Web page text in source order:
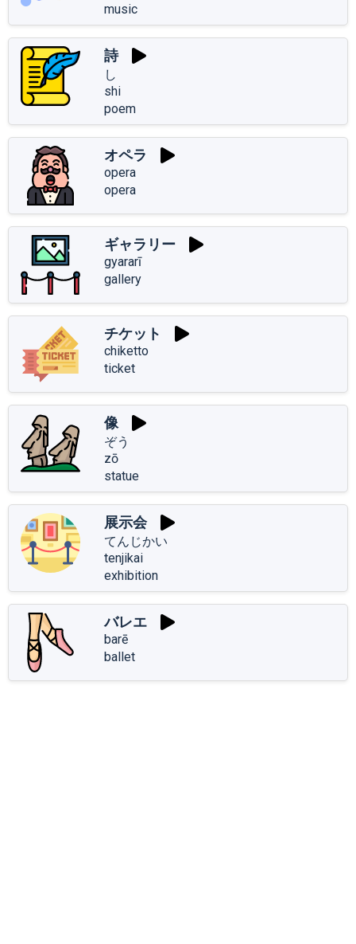
music
詩
し
shi
poem
オペラ
opera
opera
ギャラリー
gyararī
gallery
チケット
chiketto
ticket
像
ぞう
zō
statue
展示会
てんじかい
tenjikai
exhibition
バレエ
barē
ballet